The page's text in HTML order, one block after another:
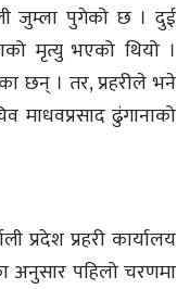
जुम्ला पुगेको छ । दुई
मृत्यु भएको थियो ।
छन् । तर, प्रहरीले भने
माधवप्रसाद ढुंगानाको
प्रहरी कार्यालय
अनुसार पहिलो चरणमा